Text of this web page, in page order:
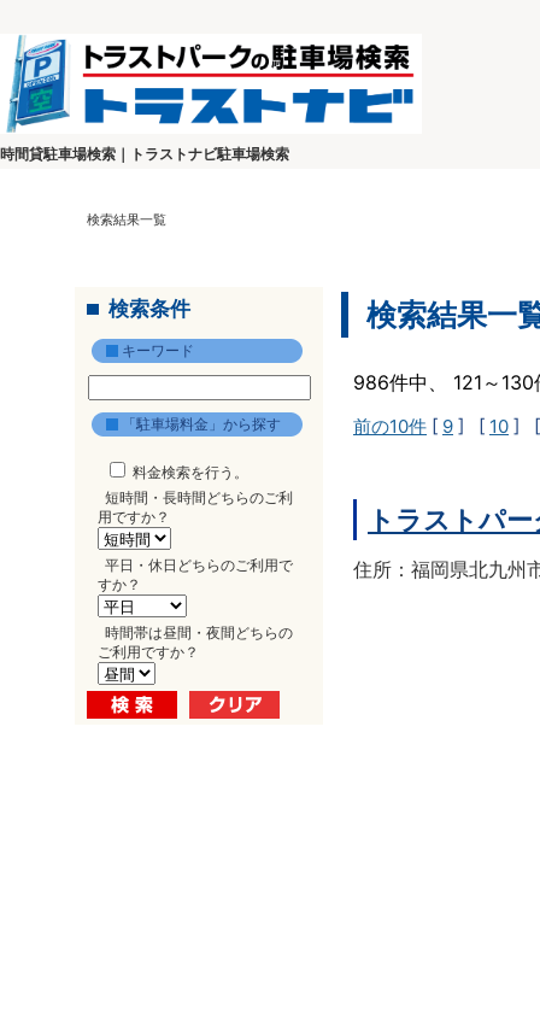
時間貸駐車場検索｜トラストナビ駐車場検索
検索結果一覧
検索条件
キーワード
「駐車場料金」から探す
料金検索を行う。
短時間・長時間どちらのご利
用ですか？
平日・休日どちらのご利用で
すか？
時間帯は昼間・夜間どちらの
ご利用ですか？
検索結果一
986件中、 121～
前の10件 [ 9 ] [ 10 ]
トラストパ
住所：福岡県北九州